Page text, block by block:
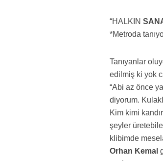
“HALKIN
*Metroda
Tanıyanlar
edilmiş ki yok
“Abi az önce
diyorum.
Kim kimi
şeyler
klibimde
Orhan Kemal